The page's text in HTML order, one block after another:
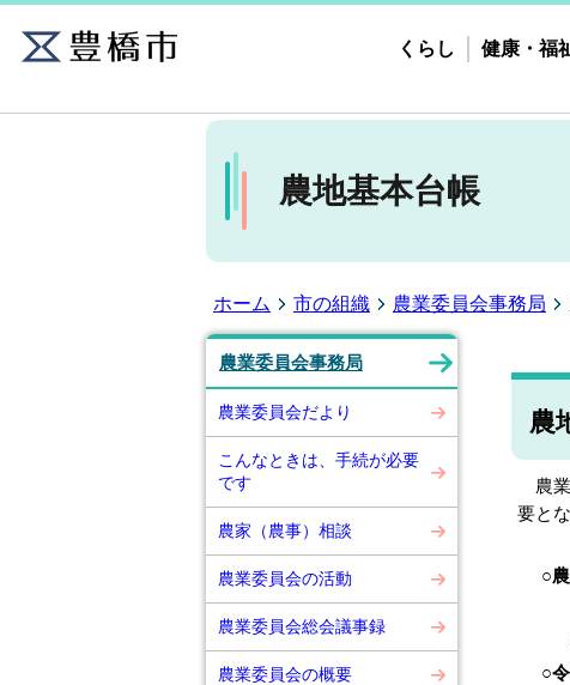
くらし 健康・福
農地基本台帳
ホーム 市の組織 農業委員会事務局
農業委員会事務局
農業委員会だより
こんなときは、手続が必要
です
農家（農事）相談
農業委員会の活動
農業委員会総会議事録
農業委員会の概要
農
農業
要と
○農
毎
の調
○